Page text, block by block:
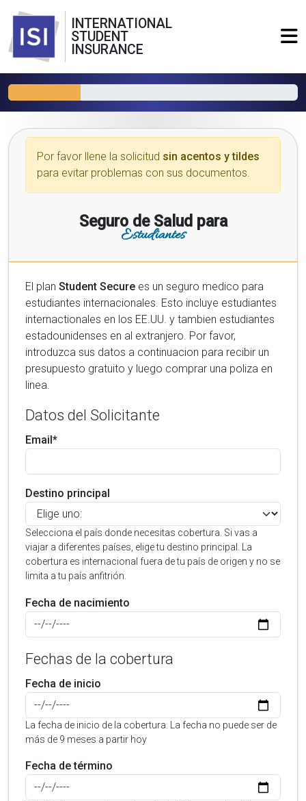
INTERNATIONAL
STUDENT
INSURANCE
Por favor llene la solicitud sin acentos y tildes
para evitar problemas con sus documentos.
Seguro de Salud para
Estudiantes
El plan Student Secure es un seguro medico para
estudiantes internacionales. Esto incluye estudiantes
internactionales en los EE.UU. y tambien estudiantes
estadounidenses en al extranjero. Por favor,
introduzca sus datos a continuacion para recibir un
presupuesto gratuito y luego comprar una poliza en
linea.
Datos del Solicitante
Email*
Destino principal
Selecciona el país donde necesitas cobertura. Si vas a
viajar a diferentes países, elige tu destino principal. La
cobertura es internacional fuera de tu país de origen y no se
limita a tu país anfitrión.
Fecha de nacimiento
Fechas de la cobertura
Fecha de inicio
La fecha de inicio de la cobertura. La fecha no puede ser de
más de 9 meses a partir hoy
Fecha de término